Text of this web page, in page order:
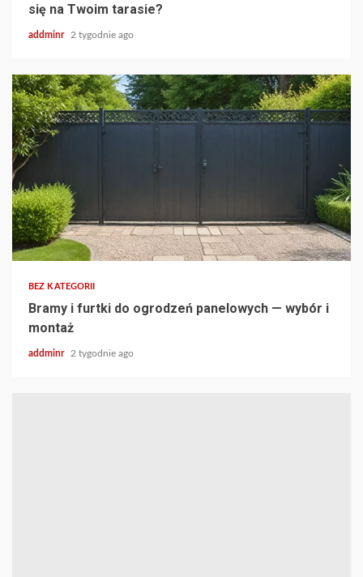
się na Twoim tarasie?
addminr 2 tygodnie ago
BEZ KATEGORII
Bramy i furtki do ogrodzeń panelowych — wybór i
montaż
addminr 2 tygodnie ago